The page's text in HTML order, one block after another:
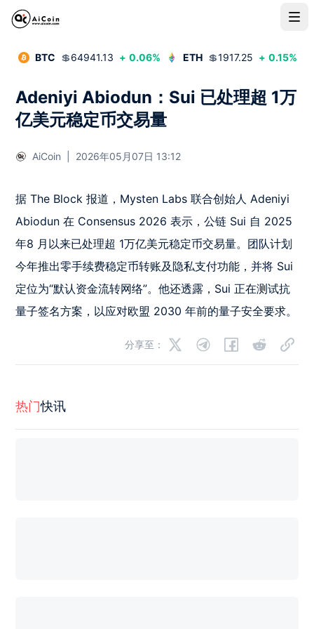
BTC 💲64941.13 + 0.06% ETH 💲1917.25 + 0.15%
Adeniyi Abiodun：Sui 已处理超 1万
亿美元稳定币交易量
AiCoin 2026年05月07日 13:12
据 The Block 报道，Mysten Labs 联合创始人 Adeniyi
Abiodun 在 Consensus 2026 表示，公链 Sui 自 2025
年8 月以来已处理超 1万亿美元稳定币交易量。团队计划
今年推出零手续费稳定币转账及隐私支付功能，并将 Sui
定位为“默认资金流转网络”。他还透露，Sui 正在测试抗
量子签名方案，以应对欧盟 2030 年前的量子安全要求。
分享至：
热门快讯